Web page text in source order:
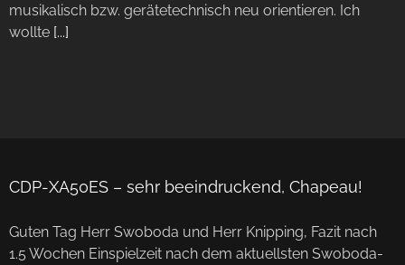
musikalisch bzw. gerätetechnisch neu orientieren. Ich
wollte [...]
CDP-XA50ES – sehr beeindruckend, Chapeau!
Guten Tag Herr Swoboda und Herr Knipping, Fazit nach
1.5 Wochen Einspielzeit nach dem aktuellsten Swoboda-